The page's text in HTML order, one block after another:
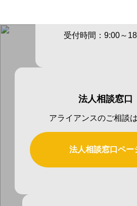
受付時間：9:00～
法人相談窓口
アライアンスのご相談
法人相談窓口ペー